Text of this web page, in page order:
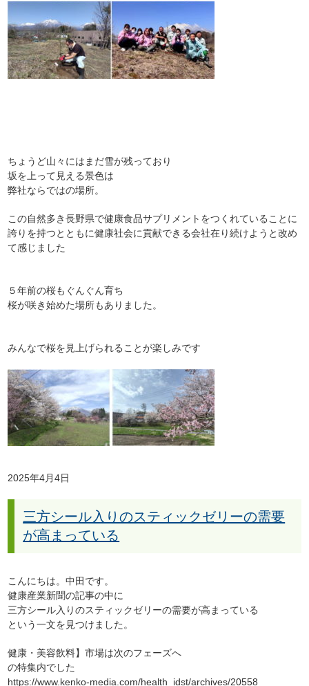
ちょうど山々にはまだ雪が残っており
坂を上って見える景色は
弊社ならではの場所。
この自然多き長野県で健康食品サプリメントをつくれていることに
誇りを持つとともに健康社会に貢献できる会社在り続けようと改め
て感じました
５年前の桜もぐんぐん育ち
桜が咲き始めた場所もありました。
みんなで桜を見上げられることが楽しみです
2025年4月4日
三方シール入りのスティックゼリーの需要
が高まっている
こんにちは。中田です。
健康産業新聞の記事の中に
三方シール入りのスティックゼリーの需要が高まっている
という一文を見つけました。
健康・美容飲料】市場は次のフェーズへ
の特集内でした
https://www.kenko-media.com/health_idst/archives/20558